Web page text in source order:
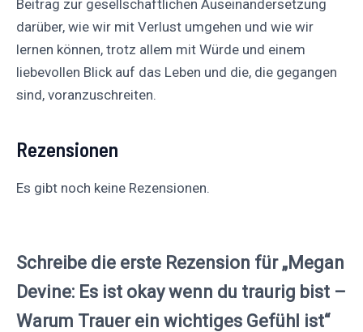
Beitrag zur gesellschaftlichen Auseinandersetzung
darüber, wie wir mit Verlust umgehen und wie wir
lernen können, trotz allem mit Würde und einem
liebevollen Blick auf das Leben und die, die gegangen
sind, voranzuschreiten.
Rezensionen
Es gibt noch keine Rezensionen.
Schreibe die erste Rezension für „Megan
Devine: Es ist okay wenn du traurig bist –
Warum Trauer ein wichtiges Gefühl ist“